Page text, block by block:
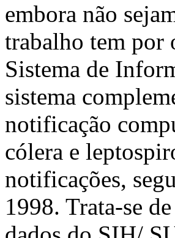
embora não
trabalho tem por
Sistema de
sistema
notificação
cólera e
notificações,
1998. Trata-se